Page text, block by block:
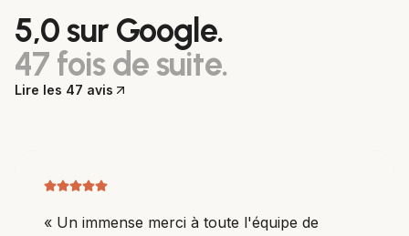
5,0 sur Google.
47 fois de suite.
Lire les 47 avis
« Un immense merci à toute l'équipe de